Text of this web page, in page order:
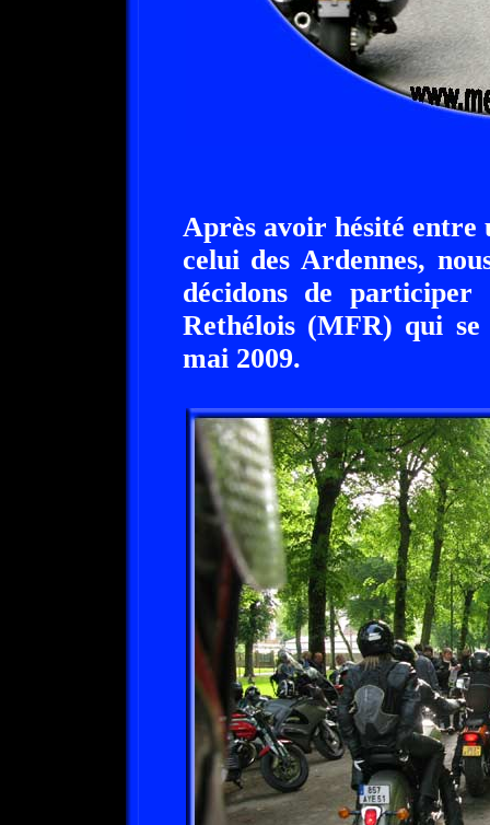
Après avoir hésité entre
celui des Ardennes,
décidons de
Rethélois (MFR) qui
mai 2009.